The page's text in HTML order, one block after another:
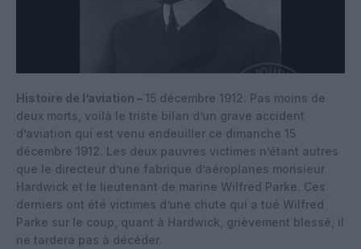
Histoire de l’aviation – 15 décembre 1912. Pas moins de
deux morts, voilà le triste bilan d’un grave accident
d’aviation qui est venu endeuiller ce dimanche 15
décembre 1912. Les deux pauvres victimes n’étant autres
que le directeur d’une fabrique d’aéroplanes monsieur
Hardwick et le lieutenant de marine Wilfred Parke. Ces
derniers ont été victimes d’une chute qui a tué Wilfred
Parke sur le coup, quant à Hardwick, grièvement blessé, il
ne tardera pas à décéder.